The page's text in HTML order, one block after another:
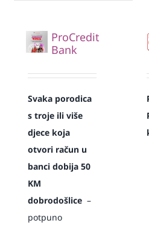
ProCredit
Bank
Svaka porodica
s troje ili više
djece koja
otvori račun u
banci dobija 50
KM
dobrodošlice–
potpuno